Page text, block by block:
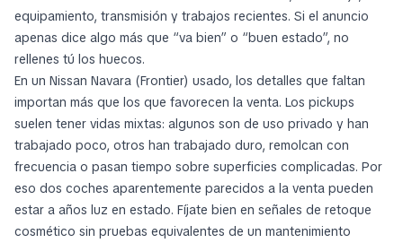
equipamiento, transmisión y trabajos recientes. Si el anuncio
apenas dice algo más que “va bien” o “buen estado”, no
rellenes tú los huecos.
En un Nissan Navara (Frontier) usado, los detalles que faltan
importan más que los que favorecen la venta. Los pickups
suelen tener vidas mixtas: algunos son de uso privado y han
trabajado poco, otros han trabajado duro, remolcan con
frecuencia o pasan tiempo sobre superficies complicadas. Por
eso dos coches aparentemente parecidos a la venta pueden
estar a años luz en estado. Fíjate bien en señales de retoque
cosmético sin pruebas equivalentes de un mantenimiento